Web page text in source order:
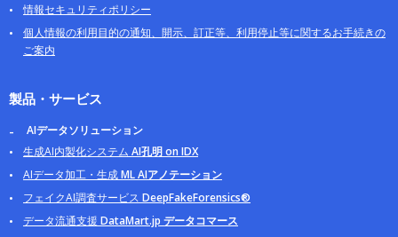
情報セキュリティポリシー
個人情報の利用目的の通知、開示、訂正等、利用停止等に関するお手続きの
ご案内
製品・サービス
AIデータソリューション
生成AI内製化システム AI孔明 on IDX
AIデータ加工・生成ML AIアノテーション
フェイクAI調査サービス DeepFakeForensics®
データ流通支援 DataMart.jp データコマース